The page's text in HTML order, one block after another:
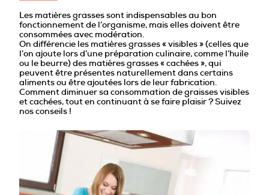
PROFESSIONNELS DE LA PRÉVENTION
Les matières grasses sont indispensables au bon
fonctionnement de l’organisme, mais elles doivent être
consommées avec modération.
On différencie les matières grasses « visibles » (celles que
l’on ajoute lors d’une préparation culinaire, comme l’huile
ou le beurre) des matières grasses « cachées », qui
peuvent être présentes naturellement dans certains
aliments ou être ajoutées lors de leur fabrication.
Comment diminuer sa consommation de graisses visibles
et cachées, tout en continuant à se faire plaisir ? Suivez
nos conseils !